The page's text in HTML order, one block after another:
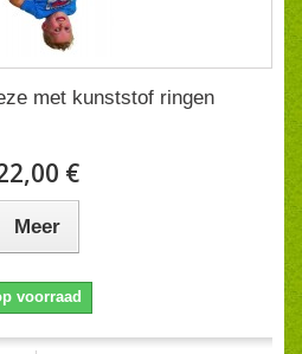
met kunststof ringen
€
Meer
voorraad